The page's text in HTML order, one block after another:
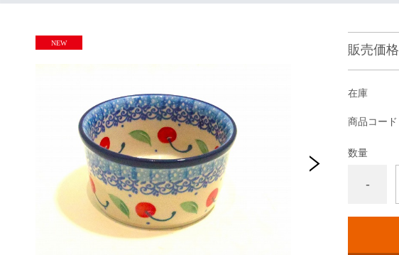
販売価格
在庫
商品コード
数量
-